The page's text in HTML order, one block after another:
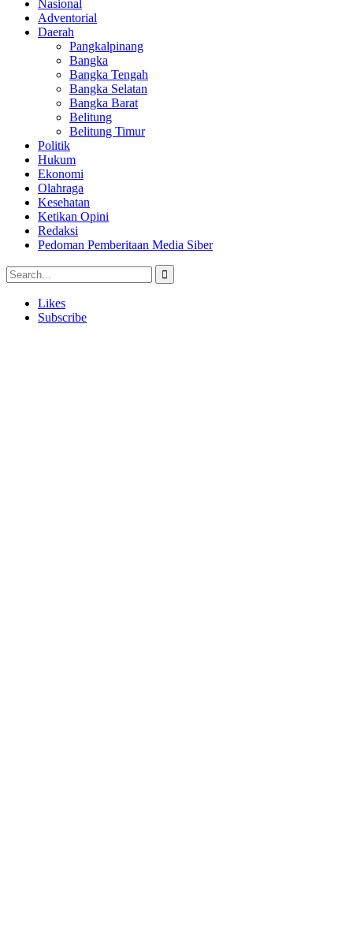
Nasional
Adventorial
Daerah
Pangkalpinang
Bangka
Bangka Tengah
Bangka Selatan
Bangka Barat
Belitung
Belitung Timur
Politik
Hukum
Ekonomi
Olahraga
Kesehatan
Ketikan Opini
Redaksi
Pedoman Pemberitaan Media Siber
Likes
Subscribe